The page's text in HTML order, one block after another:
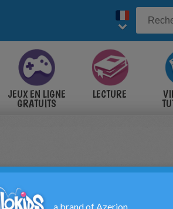
JEUX EN LIGNE
GRATUITS
LECTURE